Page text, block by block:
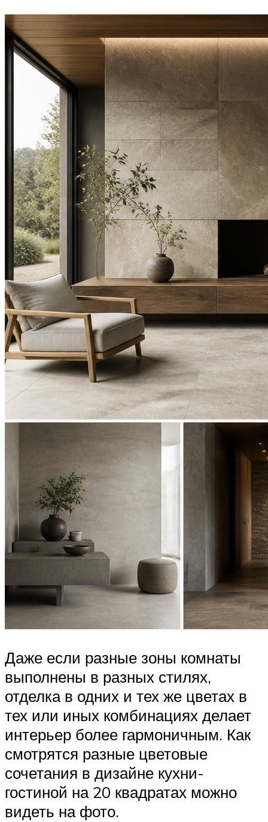
Даже если разные зоны комнаты
выполнены в разных стилях,
отделка в одних и тех же цветах в
тех или иных комбинациях делает
интерьер более гармоничным. Как
смотрятся разные цветовые
сочетания в дизайне кухни-
гостиной на 20 квадратах можно
видеть на фото.